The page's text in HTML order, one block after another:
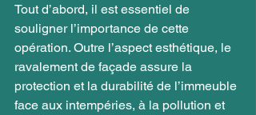
Tout d’abord, il est essentiel de
souligner l’importance de cette
opération. Outre l’aspect esthétique, le
ravalement de façade assure la
protection et la durabilité de l’immeuble
face aux intempéries, à la pollution et